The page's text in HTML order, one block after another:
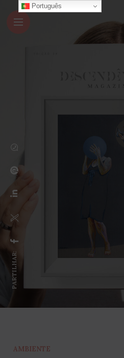
PARTILHAR:
AMBIENTE
Português